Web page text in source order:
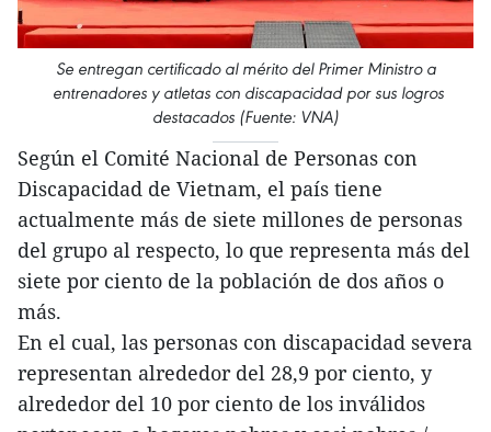
Se entregan certificado al mérito del Primer Ministro a
entrenadores y atletas con discapacidad por sus logros
destacados (Fuente: VNA)
Según el Comité Nacional de Personas con
Discapacidad de Vietnam, el país tiene
actualmente más de siete millones de personas
del grupo al respecto, lo que representa más del
siete por ciento de la población de dos años o
más.
En el cual, las personas con discapacidad severa
representan alrededor del 28,9 por ciento, y
alrededor del 10 por ciento de los inválidos